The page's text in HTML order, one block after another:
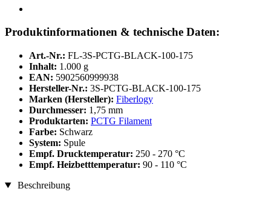
Produktinformationen & technische Daten:
Art.-Nr.: FL-3S-PCTG-BLACK-100-175
Inhalt: 1.000 g
EAN: 5902560999938
Hersteller-Nr.: 3S-PCTG-BLACK-100-175
Marken (Hersteller): Fiberlogy
Durchmesser: 1,75 mm
Produktarten: PCTG Filament
Farbe: Schwarz
System: Spule
Empf. Drucktemperatur: 250 - 270 °C
Empf. Heizbetttemperatur: 90 - 110 °C
Beschreibung